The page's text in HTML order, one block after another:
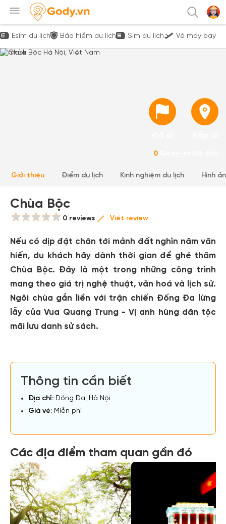
Esim du lịch Bảo hiểm du lịch Sim du lịch Vé máy bay
0
Giới thiệu Điểm du lịch Kinh nghiệm du lịch Hình
Chùa Bộc
0 reviews Viết review
Nếu có dịp đặt chân tới mảnh đất nghìn năm văn
hiến, du khách hãy dành thời gian để ghé thăm
Chùa Bộc. Đây là một trong những công trình
mang theo giá trị nghệ thuật, văn hoá và lịch sử.
Ngôi chùa gắn liền với trận chiến Đống Đa lừng
lẫy của Vua Quang Trung - Vị anh hùng dân tộc
mãi lưu danh sử sách.
Thông tin cần biết
Địa chỉ: Đống Đa, Hà Nội
Giá vé: Miễn phí
Các địa điểm tham quan gần đó